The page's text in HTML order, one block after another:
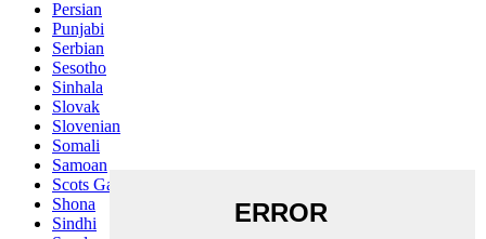
Persian
Punjabi
Serbian
Sesotho
Sinhala
Slovak
Slovenian
Somali
Samoan
Scots Gaelic
Shona
Sindhi